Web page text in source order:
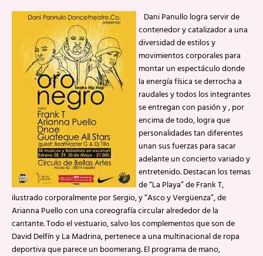
Dani Panullo logra servir de
contenedor y catalizador a una
diversidad de estilos y
movimientos corporales para
montar un espectáculo donde
la energía física se derrocha a
raudales y todos los integrantes
se entregan con pasión y , por
encima de todo, logra que
personalidades tan diferentes
unan sus fuerzas para sacar
adelante un concierto variado y
entretenido. Destacan los temas
de “La Playa” de Frank T,
ilustrado corporalmente por Sergio, y “Asco y Vergüenza”, de
Arianna Puello con una coreografía circular alrededor de la
cantante. Todo el vestuario, salvo los complementos que son de
David Delfín y La Madrina, pertenece a una multinacional de ropa
deportiva que parece un boomerang. El programa de mano,